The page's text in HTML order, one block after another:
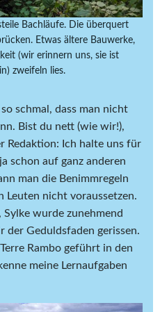
Bachläufe. Die überquert
Etwas ältere Bauwerke,
(wir erinnern uns, sie ist
zweifeln lies.
schmal, dass man nicht
Bist du nett (wie wir!),
Redaktion: Ich halte uns für
schon auf ganz anderen
man die Benimmregeln
Leuten nicht voraussetzen.
Sylke wurde zunehmend
der Geduldsfaden gerissen.
Rambo geführt in den
meine Lernaufgaben